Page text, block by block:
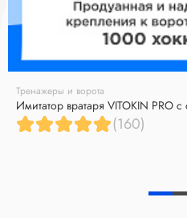
Тренажеры и ворота
Имитатор вратаря VITOKIN PRO с
(160)